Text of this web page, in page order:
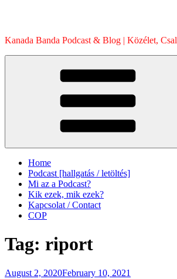
Kanada Banda Podcast & Blog | Közélet,
Home
Podcast [hallgatás / letöltés]
Mi az a Podcast?
Kik ezek, mik ezek?
Kapcsolat / Contact
COP
Tag: riport
Posted
August 2, 2020February 10, 2021